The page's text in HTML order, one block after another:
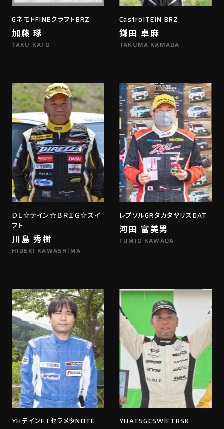
GネモトFINEクラフトBRZ
加藤 琢
TAKU KATO
CastrolTEIN BRZ
鎌田 卓麻
TAKUMA KAMADA
ＤＬ☆テイン☆ＢＲＩＧ☆スイ
フト
川島 秀樹
HIDEKI KAWASHIMA
レプソルGRタカタヤリスDAT
河田 富美男
FUMIO KAWADA
YHテインFTセラメタNOTE YHATSGCSWIFTRSK